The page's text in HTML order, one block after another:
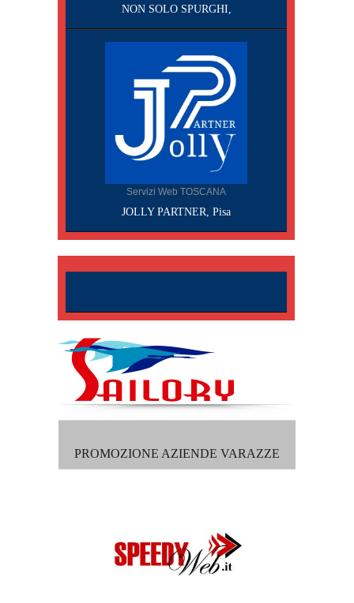
NON SOLO SPURGHI,
Servizi Web TOSCANA
JOLLY PARTNER, Pisa
PROMOZIONE AZIENDE VARAZZE